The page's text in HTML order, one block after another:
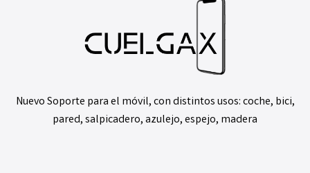
Nuevo Soporte para el móvil, con distintos usos: coche, bici,
pared, salpicadero, azulejo, espejo, madera